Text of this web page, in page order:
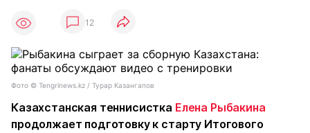
12
Фото ©️ Tengrinews.kz / Турар Казангапов
Казахстанская теннисистка Елена Рыбакина
продолжает подготовку к старту Итогового